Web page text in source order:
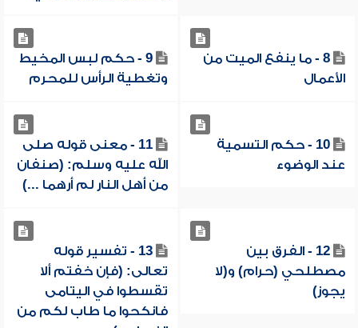
8 - ما ينفع الميت من
الأعمال
9 - حكم لبس المخيط
وتغطية الرأس للمحرم
10 - حكم التسمية
عند الوضوء
11 - معنى قوله صلى
الله عليه وسلم: (صنفان
من أهل النار لم أرهما ...)
12 - الفرق بين
مصطلحي (حرام) و(لا
يجوز)
13 - تفسير قوله
تعالى: (فإن خفتم ألا
تقسطوا في اليتامى
فانكحوا ما طاب لكم من